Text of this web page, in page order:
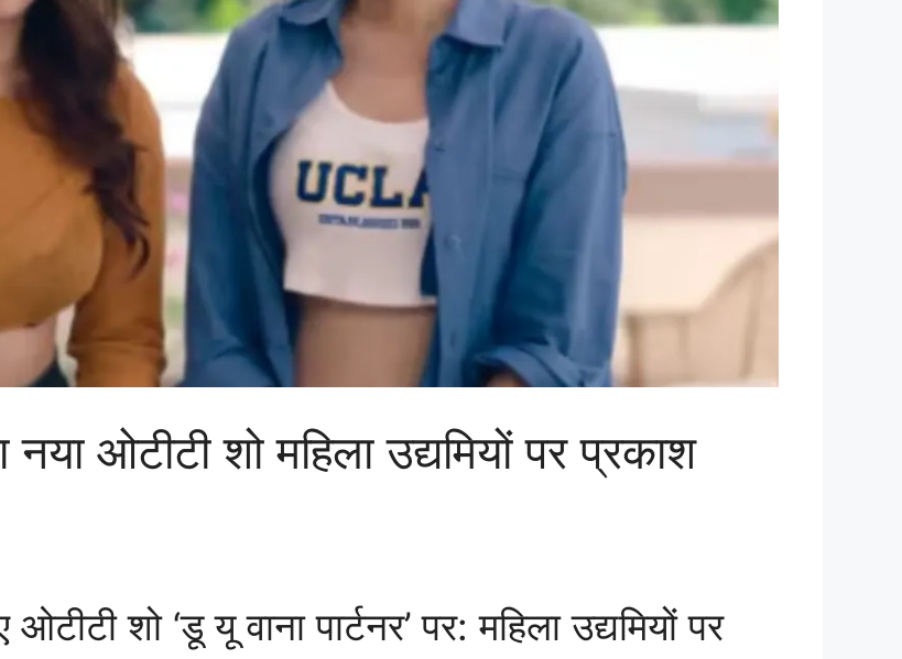
ओटीटी शो महिला उद्यमियों पर प्रकाश
शो ‘डू यू वाना पार्टनर’ पर: महिला उद्यमियों पर